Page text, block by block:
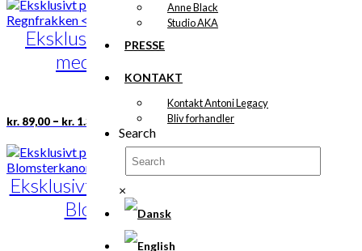
Anne Black
Studio AKA
PRESSE
KONTAKT
Kontakt Antoni Legacy
Bliv forhandler
Search
×
kr. 1.399,00
flere
varianter.
Mulighederne
vælges
varesiden
Eksklusivt print: Manden
med Regnfrakken
Version 2
kr. 89,00 – kr. 1.399,00
Prisinterval:
kr. 89,00
til
kr. 1.399,00
Dette
vare
har
flere
varianter.
Mulighederne
kan
vælges
på
Eksklusivt print: Garder med
Blomsterkanon
Version 9